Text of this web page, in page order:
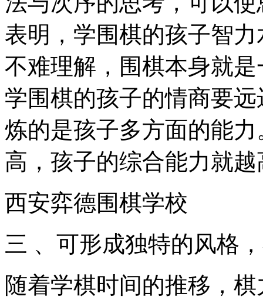
表明，学围棋的孩子智
不难理解，围棋本身就
学围棋的孩子的情商要
炼的是孩子多方面的能
高，孩子的综合能力就越
西安弈德围棋学校
三 、可形成独特的风格
随着学棋时间的推移，